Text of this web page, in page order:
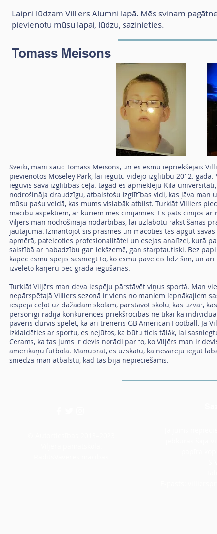
Laipni lūdzam Villiers Alumni lapā. Mēs svinam
pievienotu mūsu lapai, lūdzu, sazinieties.
Tomass Meisons
Sveiki, mani sauc Tomass Meisons, un es esmu iepriekšējais
pievienotos Moseley Park, lai iegūtu vidējo izglītību 2012.
ieguvis savā izglītības ceļā. tagad es apmeklēju Kīla
nodrošināja draudzīgu, atbalstošu izglītības vidi, kas ļāva
mūsu pašu veidā, kas mums vislabāk atbilst. Turklāt Villiers
mācību aspektiem, ar kuriem mēs cīnījāmies. Es pats cīnījos
Viljērs man nodrošināja nodarbības, lai uzlabotu rakstīšanas
jautājumā. Izmantojot šīs prasmes un mācoties tās apgūt
apmērā, pateicoties profesionalitātei un esejas analīzei, kurā
saistībā ar nabadzību gan iekšzemē, gan starptautiski. Bez
kāpēc esmu spējis sasniegt to, ko esmu paveicis līdz šim, un
izvēlēto karjeru pēc grāda iegūšanas.
Turklāt Viljērs man deva iespēju pārstāvēt viņus sportā. Man
nepārspētajā Villiers sezonā ir viens no maniem lepnākajiem
iespēja ceļot uz dažādām skolām, pārstāvot skolu, kas uzvar,
personīgi radīja konkurences priekšrocības ne tikai kā
pavēris durvis spēlēt, kā arī treneris GB American Football.
izklaidēties ar sportu, es nejūtos, ka būtu ticis tālāk, lai
Cerams, ka tas jums ir devis norādi par to, ko Viljērs man ir
amerikāņu futbolā. Manuprāt, es uzskatu, ka nevarēju iegūt
sniedza man atbalstu, kad tas bija nepieciešams.